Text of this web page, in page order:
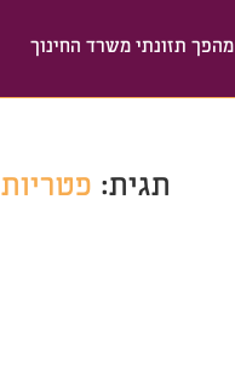
מהפך תזונתי משרד החינוך
תגית: פטריות